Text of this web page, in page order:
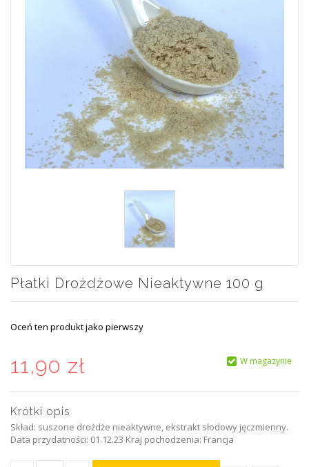
Płatki Drożdżowe Nieaktywne 100 g
Oceń ten produkt jako pierwszy
11,90 zł W magazynie
Krótki opis
Skład: suszone drożdże nieaktywne, ekstrakt słodowy jęczmienny.
Data przydatności: 01.12.23 Kraj pochodzenia: Francja